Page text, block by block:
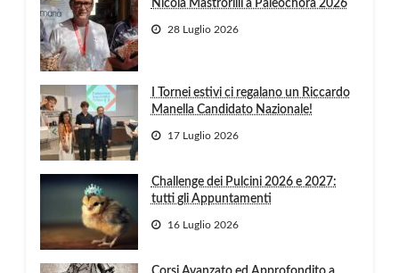
Nicola Mastrorilli a Paleochora 2026
28 Luglio 2026
I Tornei estivi ci regalano un Riccardo
Manella Candidato Nazionale!
17 Luglio 2026
Challenge dei Pulcini 2026 e 2027:
tutti gli Appuntamenti
16 Luglio 2026